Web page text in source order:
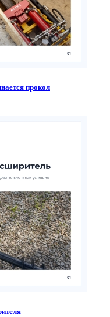
прокол